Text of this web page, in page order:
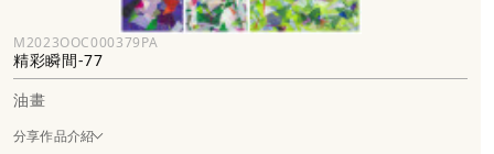
M2023OOC000379PA
精彩瞬間-77
油畫
分享作品介紹